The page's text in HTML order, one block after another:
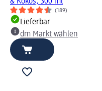
(189)
Lieferbar
dm Markt wählen